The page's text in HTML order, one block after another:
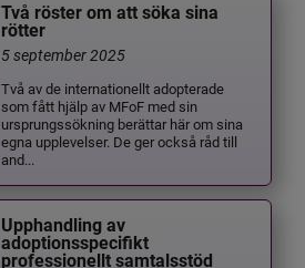
Två röster om att söka sina
rötter
5 september 2025
Två av de internationellt adopterade
som fått hjälp av MFoF med sin
ursprungssökning berättar här om sina
egna upplevelser. De ger också råd till
and...
Upphandling av
adoptionsspecifikt
professionellt samtalsstöd